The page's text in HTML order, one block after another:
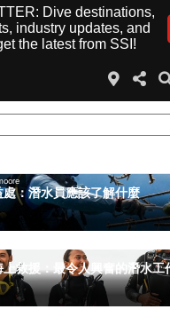
Dive destinations,
industry updates, and
the latest from SSI!
：潛水員應該了解什麼
救援：最令人興奮的潛水工